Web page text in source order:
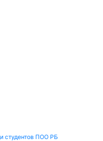
студентов ПОО РБ